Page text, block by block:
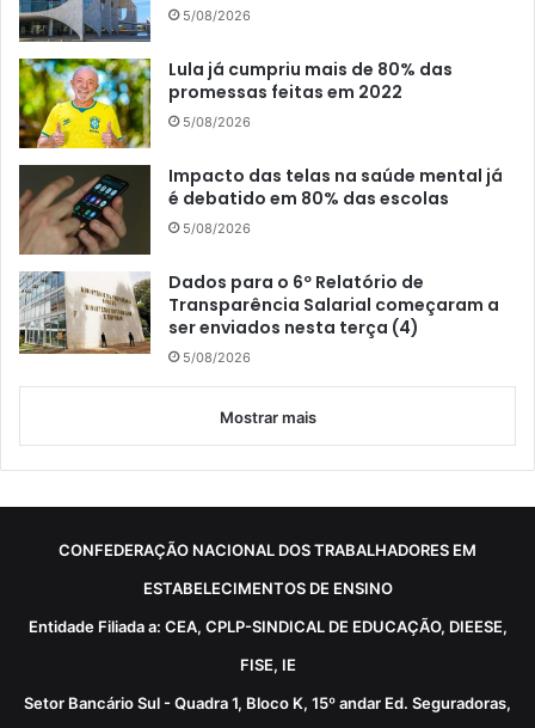
5/08/2026
Lula já cumpriu mais de 80% das
promessas feitas em 2022
5/08/2026
Impacto das telas na saúde mental já
é debatido em 80% das escolas
5/08/2026
Dados para o 6º Relatório de
Transparência Salarial começaram a
ser enviados nesta terça (4)
5/08/2026
Mostrar mais
CONFEDERAÇÃO NACIONAL DOS TRABALHADORES EM
ESTABELECIMENTOS DE ENSINO
Entidade Filiada a: CEA, CPLP-SINDICAL DE EDUCAÇÃO, DIEESE,
FISE, IE
Setor Bancário Sul - Quadra 1, Bloco K, 15º andar Ed. Seguradoras,